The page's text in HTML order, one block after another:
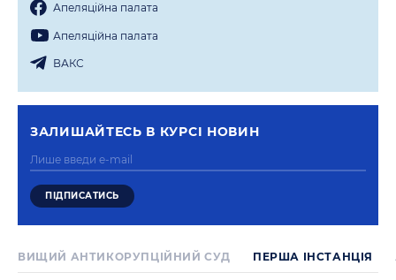
Апеляцiйна палата
Апеляцiйна палата
ВАКС
ЗАЛИШАЙТЕСЬ В КУРСI НОВИН
ВИЩИЙ АНТИКОРУПЦІЙНИЙ СУД ПЕРША IНСТАНЦIЯ